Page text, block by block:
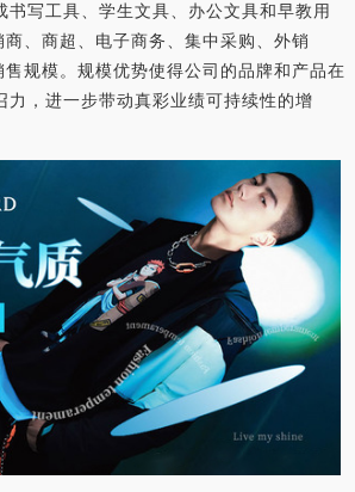
书写工具、学生文具、办公文具和早教用
商、商超、电子商务、集中采购、外销
售规模。规模优势使得公司的品牌和产品在
力，进一步带动真彩业绩可持续性的增